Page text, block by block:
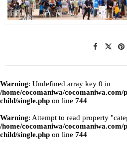
Warning: Undefined array key 0 in
/home/cocomaniwa/
child/single.php on line 744
Warning: Attempt to read property
/home/cocomaniwa/
child/single.php on line 744